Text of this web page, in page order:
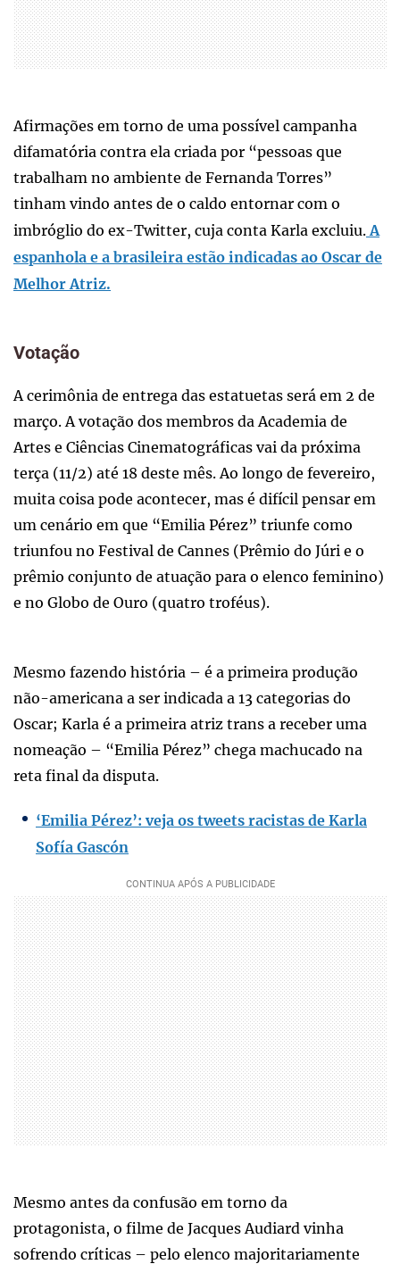
Afirmações em torno de uma possível campanha
difamatória contra ela criada por “pessoas que
trabalham no ambiente de Fernanda Torres”
tinham vindo antes de o caldo entornar com o
imbróglio do ex-Twitter, cuja conta Karla excluiu. A
espanhola e a brasileira estão indicadas ao Oscar de
Melhor Atriz.
Votação
A cerimônia de entrega das estatuetas será em 2 de
março. A votação dos membros da Academia de
Artes e Ciências Cinematográficas vai da próxima
terça (11/2) até 18 deste mês. Ao longo de fevereiro,
muita coisa pode acontecer, mas é difícil pensar em
um cenário em que “Emilia Pérez” triunfe como
triunfou no Festival de Cannes (Prêmio do Júri e o
prêmio conjunto de atuação para o elenco feminino)
e no Globo de Ouro (quatro troféus).
Mesmo fazendo história – é a primeira produção
não-americana a ser indicada a 13 categorias do
Oscar; Karla é a primeira atriz trans a receber uma
nomeação – “Emilia Pérez” chega machucado na
reta final da disputa.
‘Emilia Pérez’: veja os tweets racistas de Karla
Sofía Gascón
Mesmo antes da confusão em torno da
protagonista, o filme de Jacques Audiard vinha
sofrendo críticas – pelo elenco majoritariamente